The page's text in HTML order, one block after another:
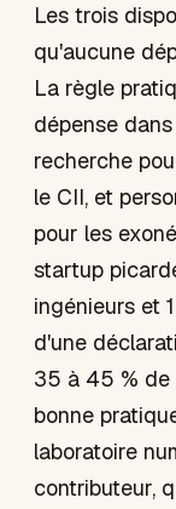
Les trois
qu'aucune
La règle
dépense
recherche
le CII, et
pour les
startup
ingénieurs et
d'une
35 à 45 % de
bonne
laboratoire
contributeur,